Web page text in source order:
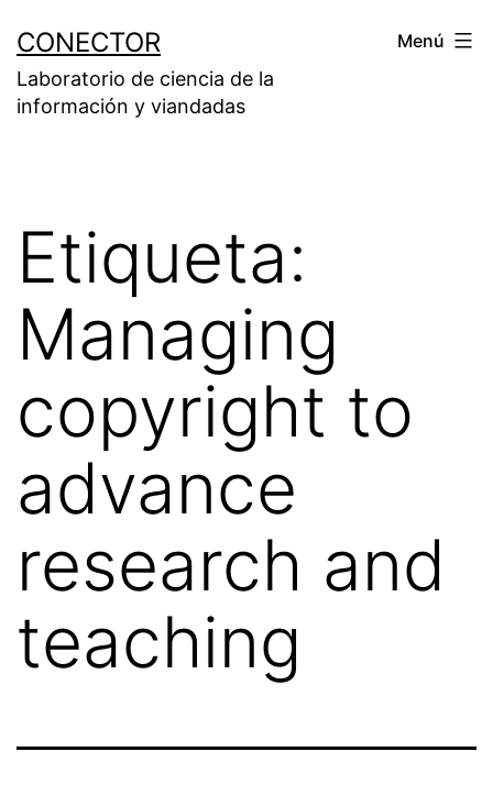
contenido
CONECTOR
Laboratorio de ciencia de la
información y viandadas
Menú
Etiqueta:
Managing
copyright to
advance
research and
teaching